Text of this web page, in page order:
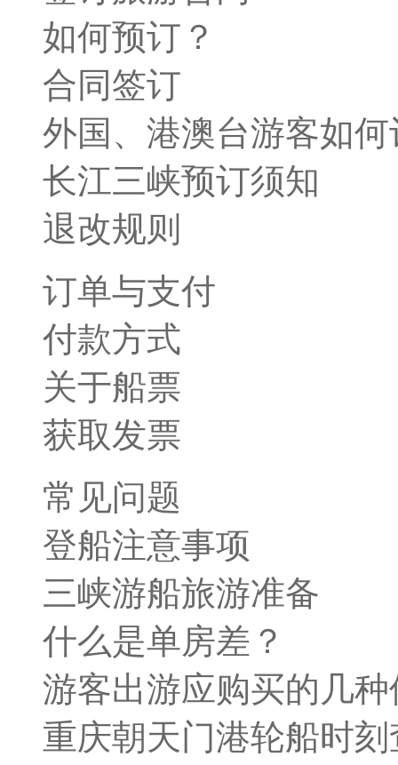
如何预订？
合同签订
外国、港澳台游客如何
长江三峡预订须知
退改规则
订单与支付
付款方式
关于船票
获取发票
常见问题
登船注意事项
三峡游船旅游准备
什么是单房差？
游客出游应购买的几种
重庆朝天门港轮船时